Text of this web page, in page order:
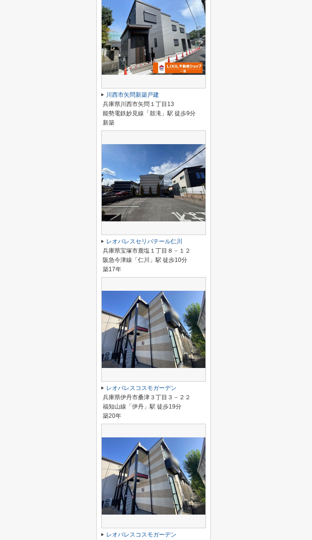
川西市矢問新築戸建
兵庫県川西市矢問１丁目13
能勢電鉄妙見線「鼓滝」駅 徒歩9分
新築
レオパレスセリバテール仁川
兵庫県宝塚市鹿塩１丁目８－１２
阪急今津線「仁川」駅 徒歩10分
築17年
レオパレスコスモガーデン
兵庫県伊丹市桑津３丁目３－２２
福知山線「伊丹」駅 徒歩19分
築20年
レオパレスコスモガーデン